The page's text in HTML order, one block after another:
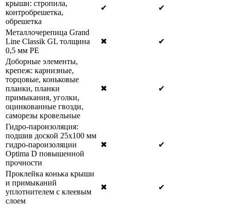
крыши: стропила,
контробрешетка,
обрешетка
✔ ✔
Металлочерепица Grand
Line Classik GL толщина
0,5 мм РЕ
✖ ✔
Доборные элементы,
крепеж: карнизные,
торцовые, коньковые
планки, планки
примыкания, уголки,
оцинкованные гвозди,
саморезы кровельные
✖ ✔
Гидро-пароизоляция:
подшив доской 25х100 мм
гидро-пароизоляции
Optima D повышенной
прочности
✖ ✔
Проклейка конька крыши
и примыканий
уплотнителем с клеевым
слоем
✖ ✔